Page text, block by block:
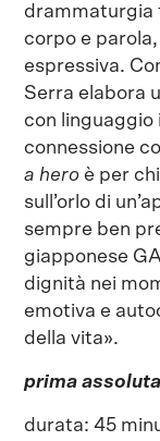
drammaturgia
corpo e
espressiva.
Serra elabora
con linguaggio
connessione
a hero è per
sull’orlo di
sempre ben
giapponese
dignità nei
emotiva e
della vita».
prima assoluta
durata: 45